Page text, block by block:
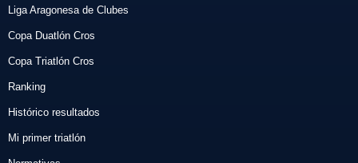
Liga Aragonesa de Clubes
Copa Duatlón Cros
Copa Triatlón Cros
Ranking
Histórico resultados
Mi primer triatlón